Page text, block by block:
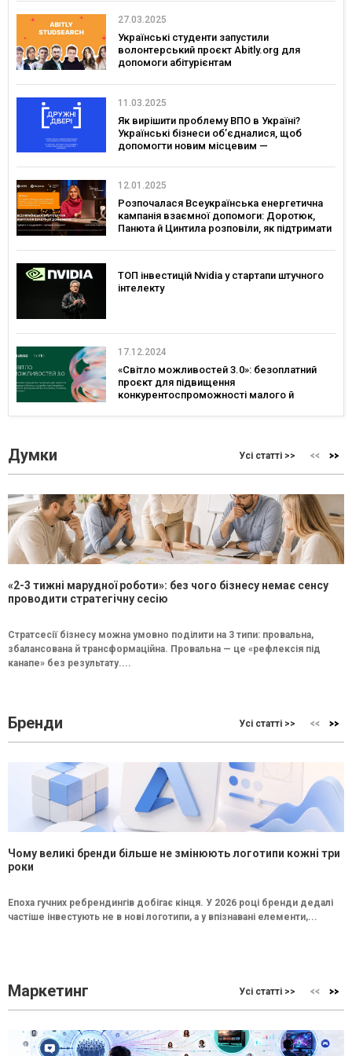
27.03.2025
Українські студенти запустили
волонтерський проєкт Abitly.org для
допомоги абітурієнтам
11.03.2025
Як вирішити проблему ВПО в Україні?
Українські бізнеси об’єдналися, щоб
допомогти новим місцевим —
12.01.2025
Розпочалася Всеукраїнська енергетична
кампанія взаємної допомоги: Доротюк,
Панюта й Цинтила розповіли, як підтримати
ТОП інвестицій Nvidia у стартапи штучного
інтелекту
17.12.2024
«Світло можливостей 3.0»: безоплатний
проєкт для підвищення
конкурентоспроможності малого й
Думки Усі статті >>
«2-3 тижні марудної роботи»: без чого бізнесу немає сенсу
проводити стратегічну сесію
Стратсесії бізнесу можна умовно поділити на 3 типи: провальна,
збалансована й трансформаційна. Провальна — це «рефлексія під
канапе» без результату....
Бренди Усі статті >>
Чому великі бренди більше не змінюють логотипи кожні три
роки
Епоха гучних ребрендингів добігає кінця. У 2026 році бренди дедалі
частіше інвестують не в нові логотипи, а у впізнавані елементи,...
Маркетинг Усі статті >>